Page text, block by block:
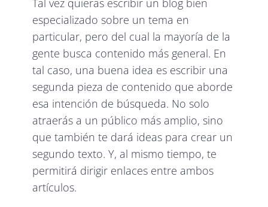
especializado sobre un tema en
particular, pero del cual la mayoría de la
gente busca contenido más general. En
tal caso, una buena idea es escribir una
segunda pieza de contenido que aborde
esa intención de búsqueda. No solo
atraerás a un público más amplio, sino
que también te dará ideas para crear un
segundo texto. Y, al mismo tiempo, te
permitirá dirigir enlaces entre ambos
artículos.